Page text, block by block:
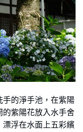
手的淨手池，在紫陽
的紫陽花放入水手舍
浮在水面上五彩繽